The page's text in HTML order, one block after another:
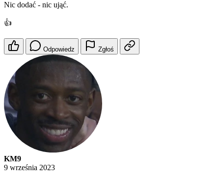
Nic dodać - nic ująć.
👍
Odpowiedz Zgłoś
KM9
9 września 2023